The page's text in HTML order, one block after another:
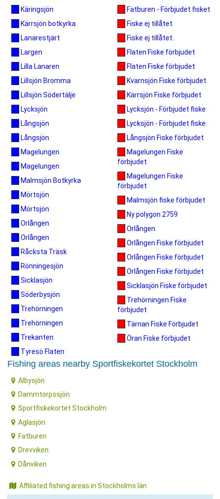
Käringsjön
Kärrsjön botkyrka
Lanarestjärt
Largen
Lilla Lanaren
Lillsjön Bromma
Lillsjön Södertälje
Lycksjön
Långsjön
Långsjön
Magelungen
Magelungen
Malmsjön Botkyrka
Mörtsjön
Mörtsjön
Orlången
Orlången
Råcksta Träsk
Rönningesjön
Sicklasjön
Söderbysjön
Trehörningen
Trehörningen
Trekanten
Tyresö Flaten
Fatburen - Förbjudet fisket
Fiske ej tillåtet
Fiske ej tillåtet.
Flaten Fiske förbjudet
Flaten Fiske förbjudet
Kvarnsjön Fiske förbjudet
Kärrsjön Fiske förbjudet
Lycksjön - Förbjudet fiske
Lycksjön - Förbjudet fiske
Långsjön Fiske förbjudet
Magelungen Fiske
förbjudet
Magelungen Fiske
förbjudet
Malmsjön fiske förbjudet
Ny polygon 2759
Orlången
Orlången Fiske förbjudet
Orlången Fiske förbjudet
Orlången Fiske förbjudet
Sicklasjön Fiske förbjudet
Trehörningen Fiske
förbjudet
Tärnan Fiske Förbjudet
Öran Fiske förbjudet
Fishing areas nearby Sportfiskekortet Stockholm
Albysjön
Dammtorpssjön
Sportfiskekortet Stockholm
Aglasjön
Fatburen
Drevviken
Dånviken
Affiliated fishing areas in Stockholms län